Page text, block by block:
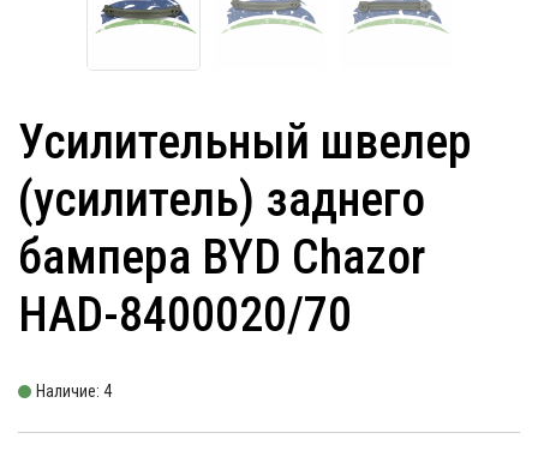
Усилительный швелер
(усилитель) заднего
бампера BYD Chazor
HAD-8400020/70
Наличие: 4